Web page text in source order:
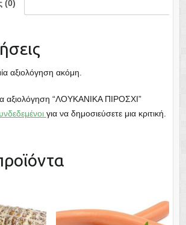
(0)
αξιολόγηση ακόμη.
αξιολόγηση “ΛΟΥΚΑΝΙΚΑ ΠΙΡΟΣΧΙ”
για να δημοσιεύσετε μια κριτική.